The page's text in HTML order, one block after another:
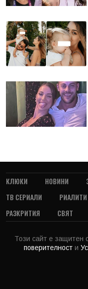
КЛЮКИ НОВИНИ
ТВ СЕРИАЛИ
РИАЛИТИ
РАЗКРИТИЯ
СВЯТ
Този сайт е защитен
поверителност и